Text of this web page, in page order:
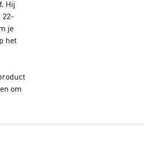
Hij
22-
je
het
om